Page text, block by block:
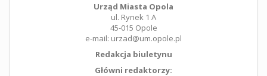
Urząd Miasta Opola
ul. Rynek 1 A
45-015 Opole
e-mail: urzad@um.opole.pl
Redakcja biuletynu
Główni redaktorzy: